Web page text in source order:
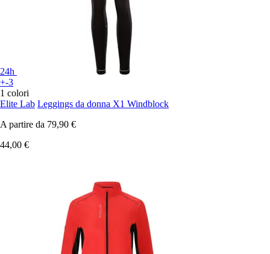
24h
+-3
1 colori
Elite Lab Leggings da donna X1 Windblock
A partire da 79,90 €
44,00 €